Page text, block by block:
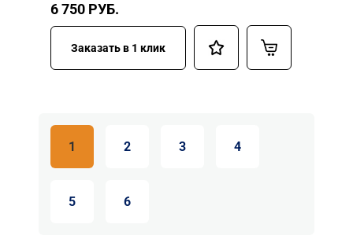
6 750 РУБ.
Заказать в 1 клик
1 2 3 4
5 6